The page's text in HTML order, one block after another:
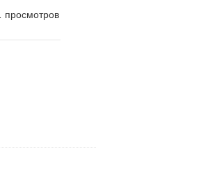
просмотров